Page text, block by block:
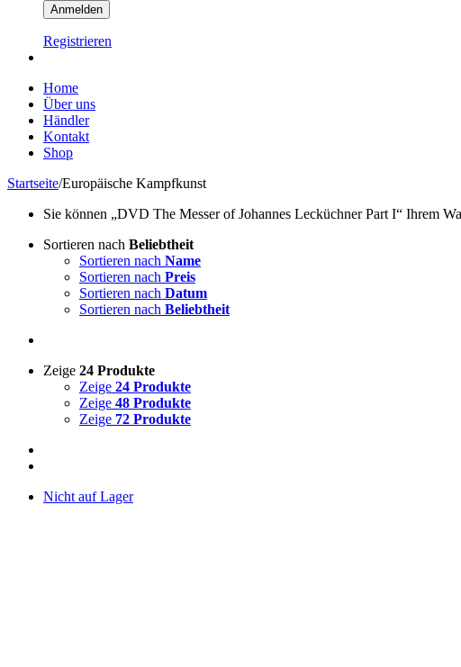
Registrieren
Home
Über uns
Händler
Kontakt
Shop
Startseite/Europäische Kampfkunst
Sie können „DVD The Messer of Johannes Lecküchner Part I“ Ihrem
Sortieren nach Beliebtheit
Sortieren nach Name
Sortieren nach Preis
Sortieren nach Datum
Sortieren nach Beliebtheit
Zeige 24 Produkte
Zeige 24 Produkte
Zeige 48 Produkte
Zeige 72 Produkte
Nicht auf Lager